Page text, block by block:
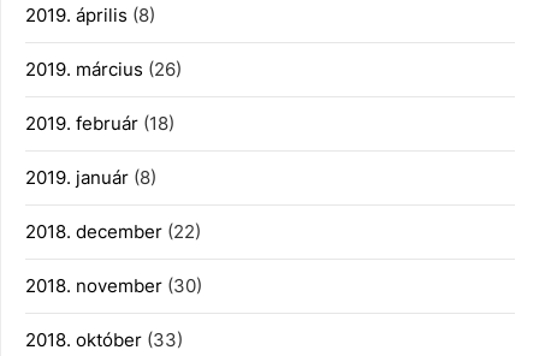
2019. április (8)
2019. március (26)
2019. február (18)
2019. január (8)
2018. december (22)
2018. november (30)
2018. október (33)